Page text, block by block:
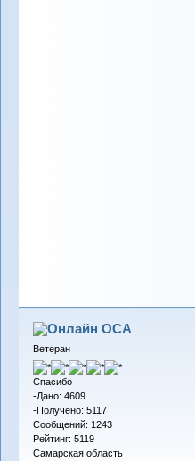
ОСА
Ветеран
Спасибо
-Дано: 4609
-Получено: 5117
Сообщений: 1243
Рейтинг: 5119
Самарская область